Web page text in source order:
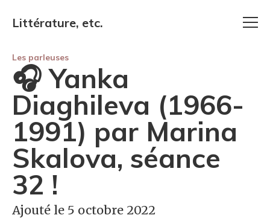
Littérature, etc.
Les parleuses
🎧 Yanka
Diaghileva (1966-
1991) par Marina
Skalova, séance
32 !
Ajouté le 5 octobre 2022